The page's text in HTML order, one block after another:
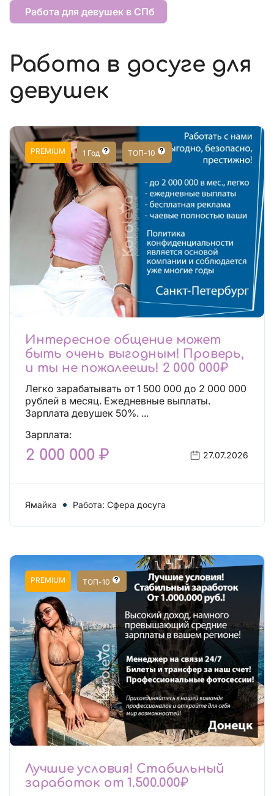
Работа для девушек в СПб
Работа в досуге для
девушек
PREMIUM 1 Год ТОП-10
Интересное общение может
быть очень выгодным! Проверь,
и ты не пожалеешь! 2 000 000₽
Легко зарабатывать от 1 500 000 до 2 000 000
рублей в месяц. Ежедневные выплаты.
Зарплата девушек 50%. ...
Зарплата:
2 000 000 ₽ 27.07.2026
Ямайка Работа: Сфера досуга
PREMIUM ТОП-10
Лучшие условия! Стабильный
заработок от 1.500.000₽